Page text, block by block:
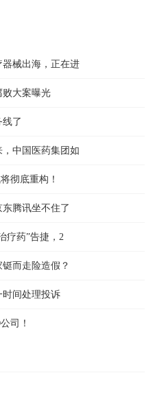
器械出海，正在进
败大案曝光
了
中国医药集团如
彻底重构！
腾讯坐不住了
疗药”告捷，2
而走险造假？
间处理投诉
司！